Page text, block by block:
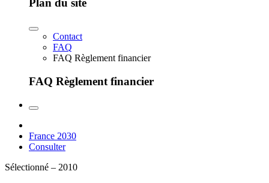
Contact
FAQ
FAQ Règlement financier
FAQ Règlement financier
France 2030
Consulter
Sélectionné – 2010